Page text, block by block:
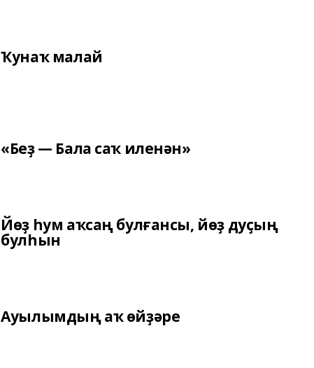
Ҡунаҡ малай
«Беҙ — Бала саҡ иленән»
Йөҙ һум аҡсаң булғансы, йөҙ дуҫың
булһын
Ауылымдың аҡ өйҙәре